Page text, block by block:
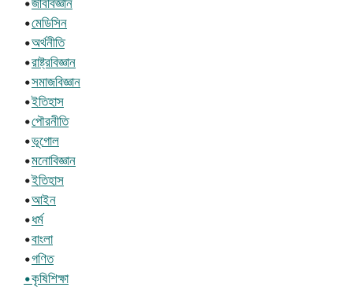
•জীববিজ্ঞান
•মেডিসিন
•অর্থনীতি
•রাষ্ট্রবিজ্ঞান
•সমাজবিজ্ঞান
•ইতিহাস
•পৌরনীতি
•ভূগোল
•মনোবিজ্ঞান
•ইতিহাস
•আইন
•ধর্ম
•বাংলা
•গণিত
•কৃষিশিক্ষা